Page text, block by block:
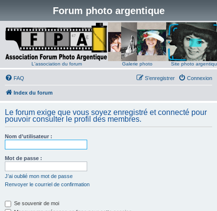
Forum photo argentique
L'association du forum Galerie photo Site photo
FAQ Connexion
S’enregistrer
Index du forum
Le forum exige que vous soyez enregistré et connecté pour
pouvoir consulter le profil des membres.
Nom d’utilisateur :
Mot de passe :
J’ai oublié mon mot de passe
Renvoyer le courriel de confirmation
Se souvenir de moi